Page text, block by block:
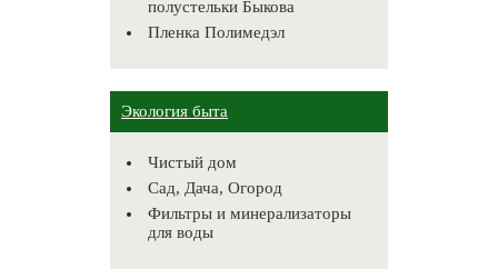
полустельки Быкова
Пленка Полимедэл
Экология быта
Чистый дом
Сад, Дача, Огород
Фильтры и минерализаторы
для воды